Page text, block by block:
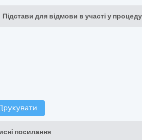
Підстави для відмови в участі у
посилання